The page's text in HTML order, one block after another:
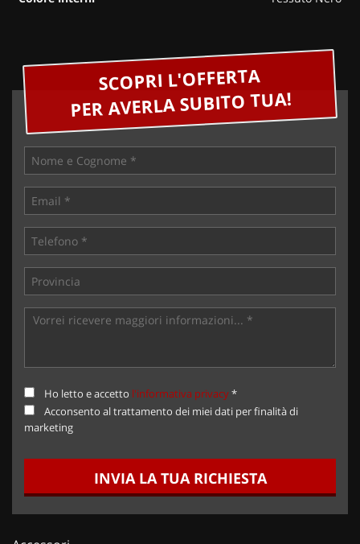
SCOPRI L'OFFERTA
PER AVERLA SUBITO TUA!
Ho letto e accetto l'informativa privacy*
Acconsento al trattamento dei miei dati per finalità di
marketing
INVIA LA TUA RICHIESTA